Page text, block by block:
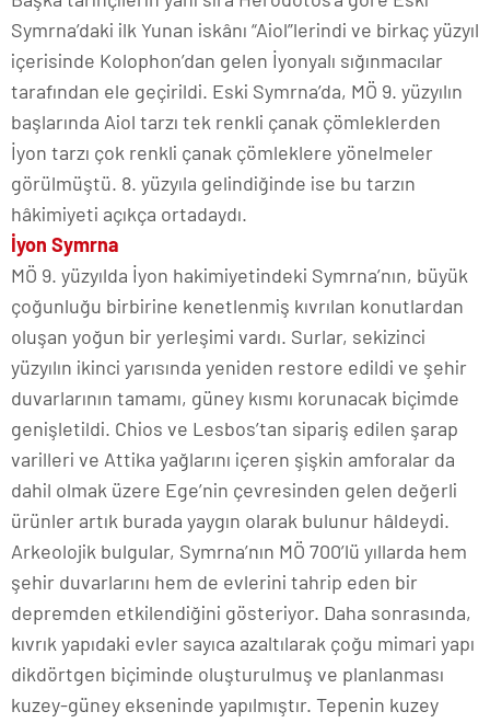
Symrna’daki ilk Yunan iskânı “Aiol”lerindi ve birkaç yüzyıl
içerisinde Kolophon’dan gelen İyonyalı sığınmacılar
tarafından ele geçirildi. Eski Symrna’da, MÖ 9. yüzyılın
başlarında Aiol tarzı tek renkli çanak çömleklerden
İyon tarzı çok renkli çanak çömleklere yönelmeler
görülmüştü. 8. yüzyıla gelindiğinde ise bu tarzın
hâkimiyeti açıkça ortadaydı.
İyon Symrna
MÖ 9. yüzyılda İyon hakimiyetindeki Symrna’nın, büyük
çoğunluğu birbirine kenetlenmiş kıvrılan konutlardan
oluşan yoğun bir yerleşimi vardı. Surlar, sekizinci
yüzyılın ikinci yarısında yeniden restore edildi ve şehir
duvarlarının tamamı, güney kısmı korunacak biçimde
genişletildi. Chios ve Lesbos’tan sipariş edilen şarap
varilleri ve Attika yağlarını içeren şişkin amforalar da
dahil olmak üzere Ege’nin çevresinden gelen değerli
ürünler artık burada yaygın olarak bulunur hâldeydi.
Arkeolojik bulgular, Symrna’nın MÖ 700’lü yıllarda hem
şehir duvarlarını hem de evlerini tahrip eden bir
depremden etkilendiğini gösteriyor. Daha sonrasında,
kıvrık yapıdaki evler sayıca azaltılarak çoğu mimari yapı
dikdörtgen biçiminde oluşturulmuş ve planlanması
kuzey-güney ekseninde yapılmıştır. Tepenin kuzey